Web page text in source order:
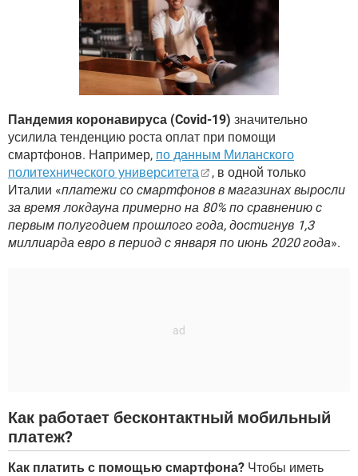
GOOGLE
Пандемия коронавируса (Covid-19) значительно
усилила тенденцию роста оплат при помощи
смартфонов. Например, по данным Миланского
политехнического университета
, в одной только
Италии «платежи со смартфонов в магазинах выросли
за время локдауна примерно на 80% по сравнению с
первым полугодием прошлого года, достигнув 1,3
миллиарда евро в период с января по июнь 2020 года».
Как работает бесконтактный мобильный
платеж?
Как платить с помощью смартфона? Чтобы иметь